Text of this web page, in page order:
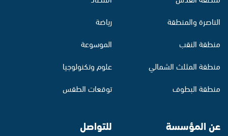
الناصرة والمنطقة
منطقة النقب
منطقة المثلث الشمالي
منطقة البطوف
رياضة
الموسوعة
علوم وتكنولوجيا
توقعات الطقس
عن المؤسسة للتواصل